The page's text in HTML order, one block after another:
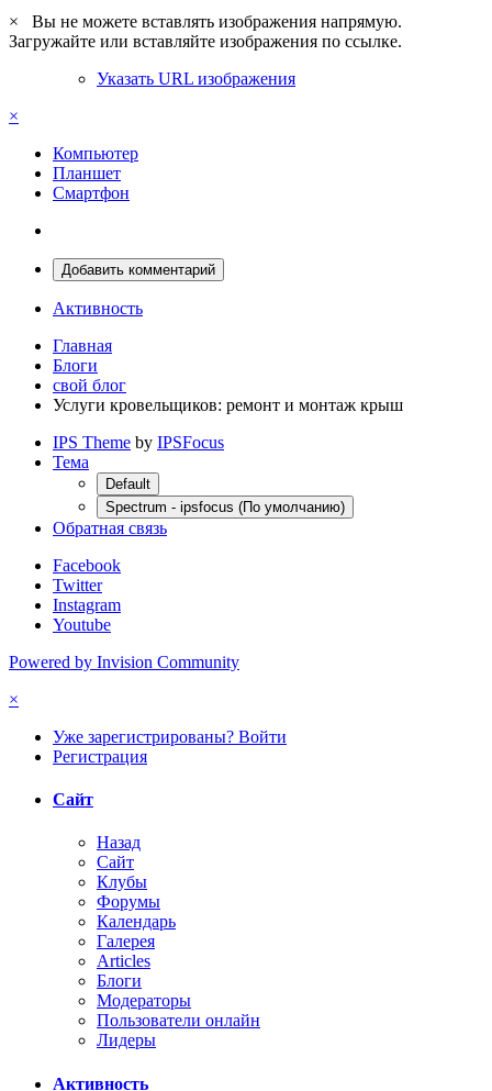
×
Вы не можете вставлять изображения напрямую.
Загружайте или вставляйте изображения по ссылке.
Указать URL изображения
×
Компьютер
Планшет
Смартфон
Добавить комментарий
Активность
Главная
Блоги
свой блог
Услуги кровельщиков: ремонт и монтаж крыш
IPS Theme by IPSFocus
Тема
Default
Spectrum - ipsfocus (По умолчанию)
Обратная связь
Facebook
Twitter
Instagram
Youtube
Powered by Invision Community
×
Уже зарегистрированы? Войти
Регистрация
Сайт
Назад
Сайт
Клубы
Форумы
Календарь
Галерея
Articles
Блоги
Модераторы
Пользователи онлайн
Лидеры
Активность